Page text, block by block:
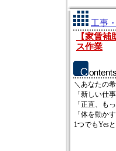
工事
【家賃
ス作業
＼あなたの
「新しい仕
「正直、も
「体を動か
1つでもYes